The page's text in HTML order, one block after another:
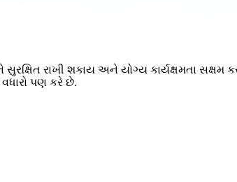
રાખી શકાય અને યોગ્ય કાર્યક્ષમતા સક્ષમ
પણ કરે છે.